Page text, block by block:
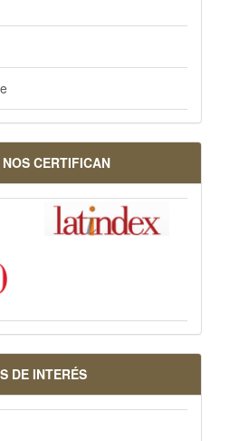
CERTIFICAN
DE INTERÉS